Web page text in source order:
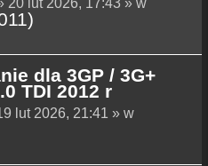
dla 3GP / 3G+
TDI 2012 r
lut 2026, 21:41 » w